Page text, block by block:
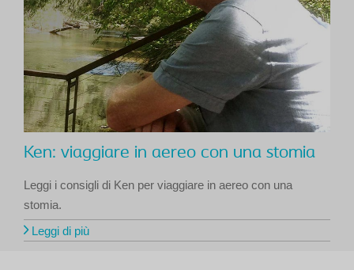
Ken: viaggiare in aereo con una stomia
Leggi i consigli di Ken per viaggiare in aereo con una
stomia.
Leggi di più